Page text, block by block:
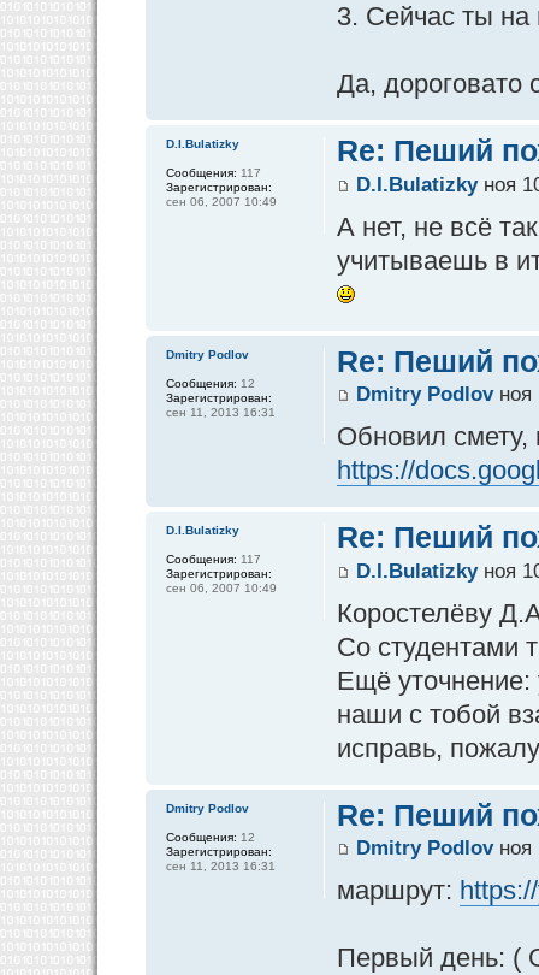
3. Сейчас ты на
Да, дороговато
Re: Пеший
D.I.Bulatizkyноя
А нет, не всё
учитываешь в
D.I.Bulatizky
Сообщения: 117
Зарегистрирован:
сен 06, 2007 10:49
Re: Пеший
Dmitry Podlovноя
Обновил смету,
https://
Dmitry Podlov
Сообщения: 12
Зарегистрирован:
сен 11, 2013 16:31
Re: Пеший
D.I.Bulatizkyноя
Коростелёву
Со студентами
Ещё
наши с тобой
исправь,
D.I.Bulatizky
Сообщения: 117
Зарегистрирован:
сен 06, 2007 10:49
Re: Пеший
Dmitry Podlovноя
маршрут:
Первый день: (
Dmitry Podlov
Сообщения: 12
Зарегистрирован:
сен 11, 2013 16:31